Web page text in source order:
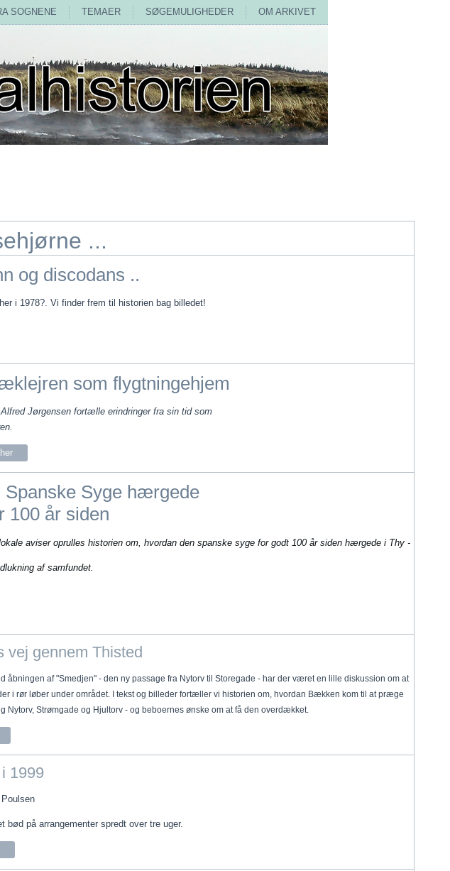
SOGNENE TEMAER SØGEMULIGHEDER OM ARKIVET
...
og discodans ..
i 1978?. Vi finder frem til historien bag billedet!
som flygtningehjem
Jørgensen fortælle erindringer fra sin tid som
Spanske Syge hærgede
100 år siden
aviser oprulles historien om, hvordan den spanske syge for godt 100 år siden hærgede i Thy -
af samfundet.
vej gennem Thisted
åbningen af "Smedjen" - den ny passage fra Nytorv til Storegade - har der været en lille diskussion om at
i rør løber under området. I tekst og billeder fortæller vi historien om, hvordan Bækken kom til at præge
Nytorv, Strømgade og Hjultorv - og beboernes ønske om at få den overdækket.
1999
bød på arrangementer spredt over tre uger.